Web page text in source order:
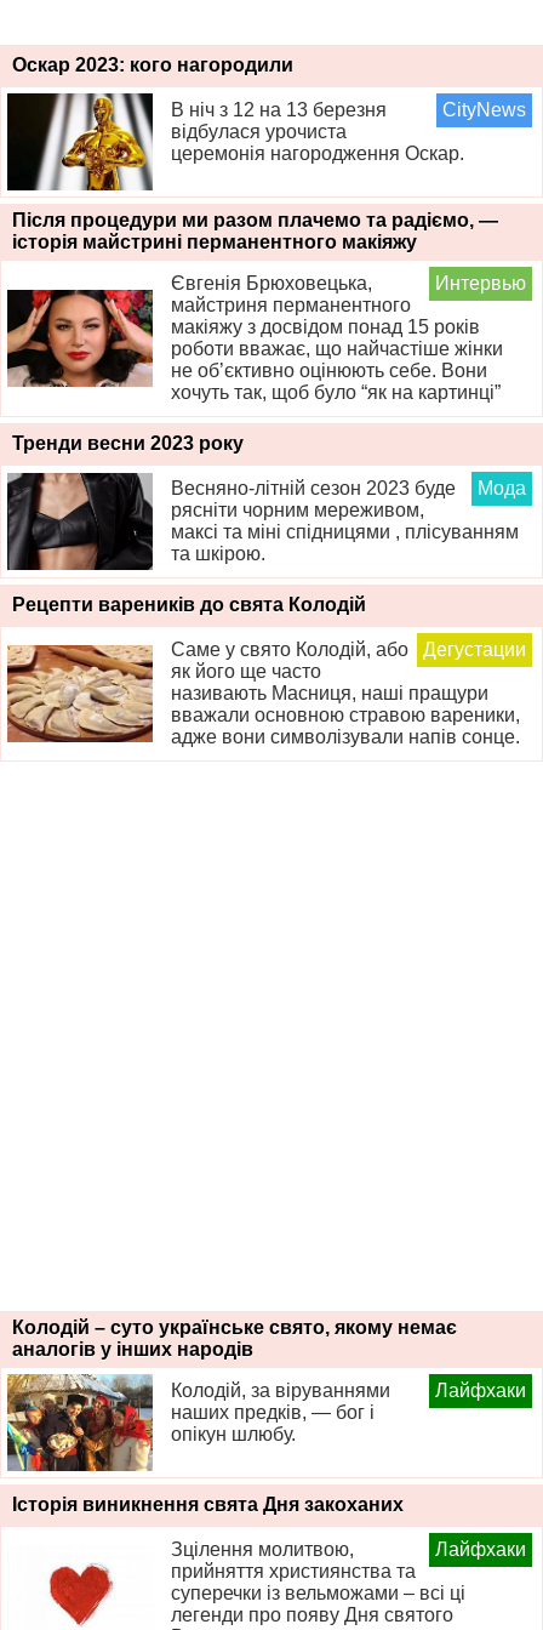
Оскар 2023: кого нагородили
CityNews
В ніч з 12 на 13 березня
відбулася урочиста
церемонія нагородження Оскар.
Після процедури ми разом плачемо та радіємо, —
історія майстрині перманентного макіяжу
Интервью
Євгенія Брюховецька,
майстриня перманентного
макіяжу з досвідом понад 15 років
роботи вважає, що найчастіше жінки
не об’єктивно оцінюють себе. Вони
хочуть так, щоб було “як на картинці”
Тренди весни 2023 року
Мода
Весняно-літній сезон 2023 буде
рясніти чорним мереживом,
максі та міні спідницями , плісуванням
та шкірою.
Рецепти вареників до свята Колодій
Дегустации
Саме у свято Колодій, або
як його ще часто
називають Масниця, наші пращури
вважали основною стравою вареники,
адже вони символізували напів сонце.
Колодій – суто українське свято, якому немає
аналогів у інших народів
Лайфхаки
Колодій, за віруваннями
наших предків, — бог і
опікун шлюбу.
Історія виникнення свята Дня закоханих
Лайфхаки
Зцілення молитвою,
прийняття християнства та
суперечки із вельможами – всі ці
легенди про появу Дня святого